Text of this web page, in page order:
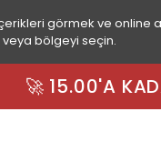
görmek ve online
bölgeyi seçin.
🚀 15.00'A